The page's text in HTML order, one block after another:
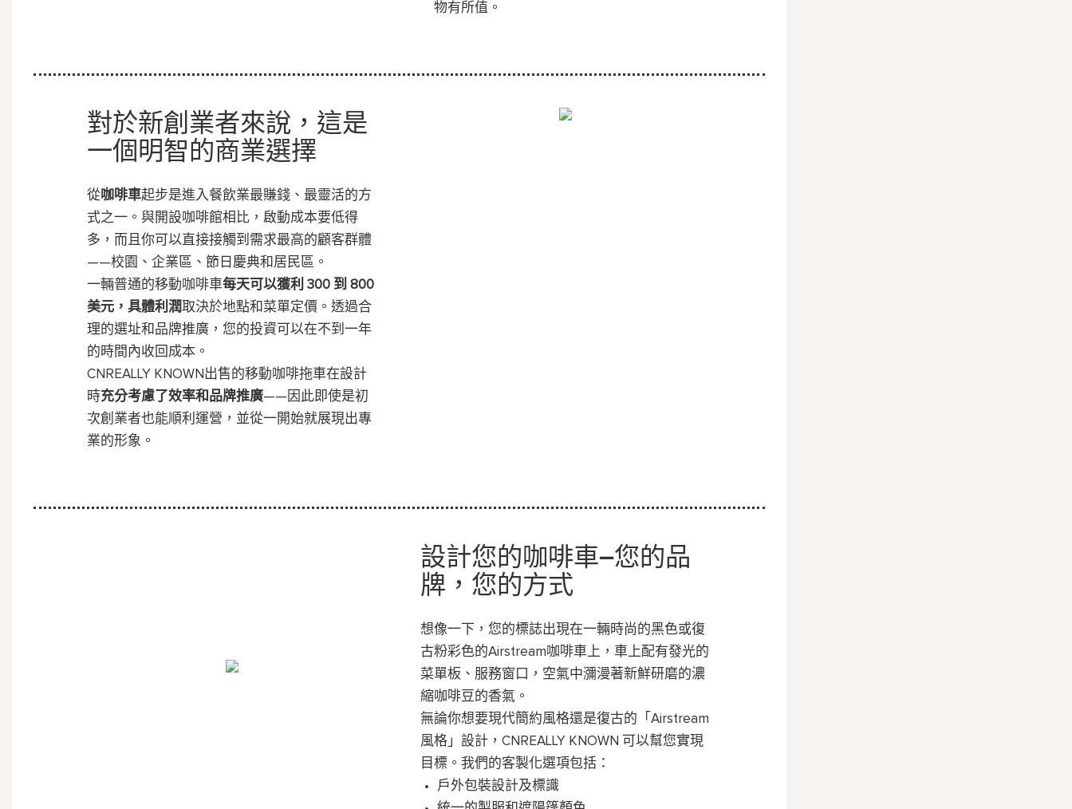
物有所值。
對於新創業者來說，這是
一個明智的商業選擇
從咖啡車起步是進入餐飲業最賺錢、最靈活的方
式之一。與開設咖啡館相比，啟動成本要低得
多，而且你可以直接接觸到需求最高的顧客群體
——校園、企業區、節日慶典和居民區。
一輛普通的移動咖啡車每天可以獲利 300 到 800
美元，具體利潤取決於地點和菜單定價。透過合
理的選址和品牌推廣，您的投資可以在不到一年
的時間內收回成本。
CNREALLY KNOWN出售的移動咖啡拖車在設計
時充分考慮了效率和品牌推廣——因此即使是初
次創業者也能順利運營，並從一開始就展現出專
業的形象。
設計您的咖啡車—您的品
牌，您的方式
想像一下，您的標誌出現在一輛時尚的黑色或復
古粉彩色的Airstream咖啡車上 ，車上配有發光的
菜單板、服務窗口，空氣中瀰漫著新鮮研磨的濃
縮咖啡豆的香氣。
無論你想要現代簡約風格還是復古的「Airstream
風格」設計，CNREALLY KNOWN 可以幫您實現
目標。我們的客製化選項包括：
戶外包裝設計及標識